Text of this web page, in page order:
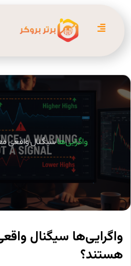
واگرایی‌ها سیگنال
هستند؟